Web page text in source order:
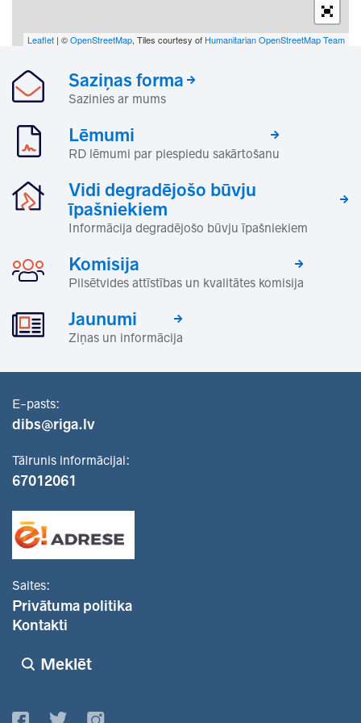
Leaflet | ©OpenStreetMap, Tiles courtesy of Humanitarian OpenStreetMap Team
Saziņas forma
Sazinies ar mums
Lēmumi
RD lēmumi par piespiedu sakārtošanu
Vidi degradējošo būvju
īpašniekiem
Informācija degradējošo būvju īpašniekiem
Komisija
Pilsētvides attīstības un kvalitātes komisija
Jaunumi
Ziņas un informācija
E-pasts:
dibs@riga.lv
Tālrunis informācijai:
67012061
Saites:
Privātuma politika
Kontakti
Meklēt